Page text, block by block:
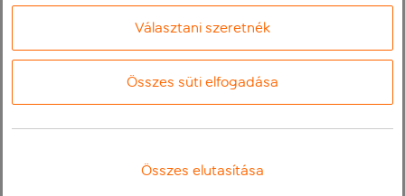
Választani szeretnék
Összes süti elfogadása
Összes elutasítása